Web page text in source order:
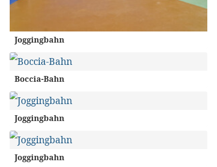
Joggingbahn
Boccia-Bahn
Joggingbahn
Joggingbahn